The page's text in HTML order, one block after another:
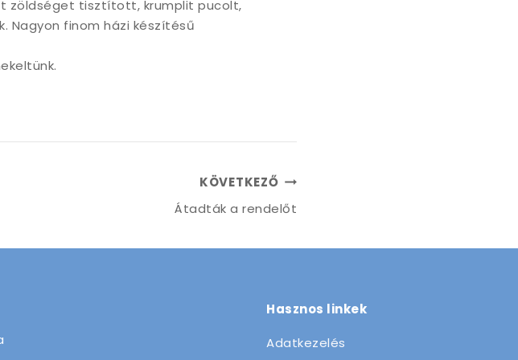
zöldséget tisztított, krumplit pucolt,
Nagyon finom házi készítésű
KÖVETKEZŐ
Átadták a rendelőt
Hasznos linkek
Adatkezelés